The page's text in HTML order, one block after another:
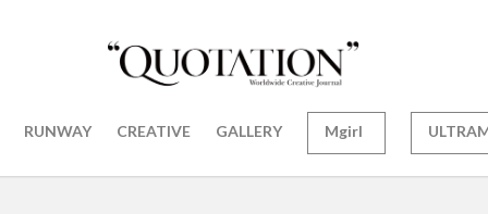
RUNWAY CREATIVE GALLERY Mgirl